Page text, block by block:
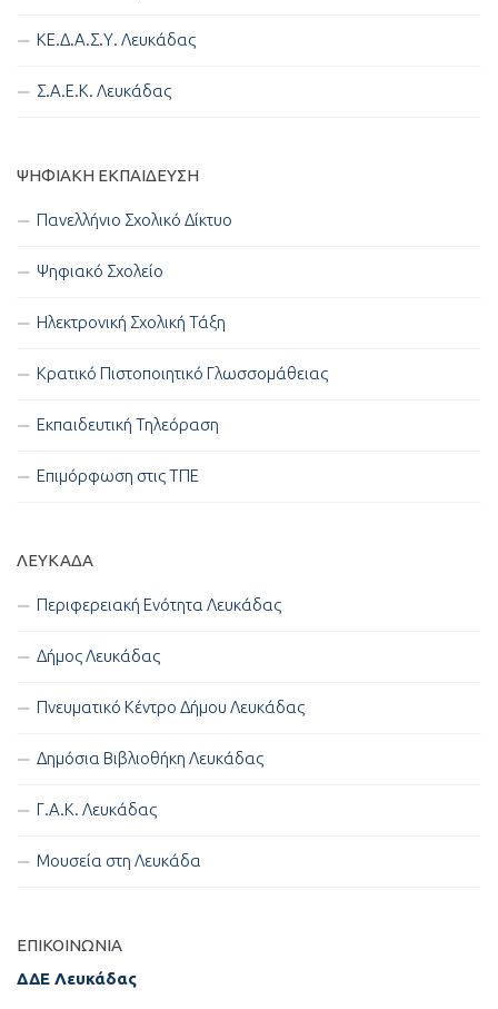
ΚΕ.Δ.Α.Σ.Υ. Λευκάδας
Σ.Α.Ε.Κ. Λευκάδας
ΨΗΦΙΑΚΉ ΕΚΠΑΊΔΕΥΣΗ
Πανελλήνιο Σχολικό Δίκτυο
Ψηφιακό Σχολείο
Ηλεκτρονική Σχολική Τάξη
Κρατικό Πιστοποιητικό Γλωσσομάθειας
Εκπαιδευτική Τηλεόραση
Επιμόρφωση στις ΤΠΕ
ΛΕΥΚΑΔΑ
Περιφερειακή Ενότητα Λευκάδας
Δήμος Λευκάδας
Πνευματικό Κέντρο Δήμου Λευκάδας
Δημόσια Βιβλιοθήκη Λευκάδας
Γ.Α.Κ. Λευκάδας
Μουσεία στη Λευκάδα
ΕΠΙΚΟΙΝΩΝΊΑ
ΔΔΕ Λευκάδας